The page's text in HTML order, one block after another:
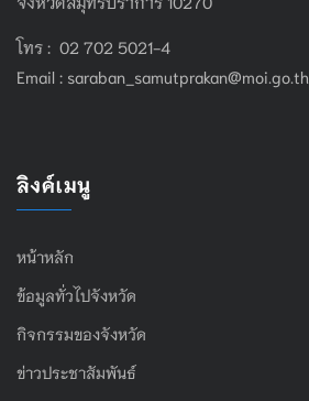
โทร : 02 702 5021-4
Email : saraban_samutprakan@moi.go.th
ลิงค์เมนู
หน้าหลัก
ข้อมูลทั่วไปจังหวัด
กิจกรรมของจังหวัด
ข่าวประชาสัมพันธ์